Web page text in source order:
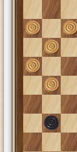
45
35
25
15